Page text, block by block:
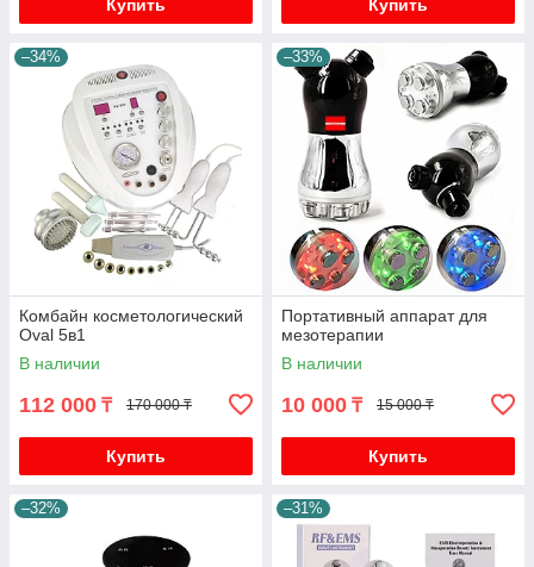
Купить Купить
–34%
Комбайн косметологический
Oval 5в1
В наличии
112 000 ₸ 170 000 ₸
Купить
–33%
Портативный аппарат для
мезотерапии
В наличии
10 000 ₸ 15 000 ₸
Купить
–32% –31%